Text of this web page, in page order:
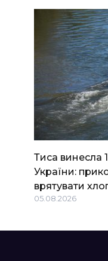
Тиса винесла
України:
врятувати
05.08.2026